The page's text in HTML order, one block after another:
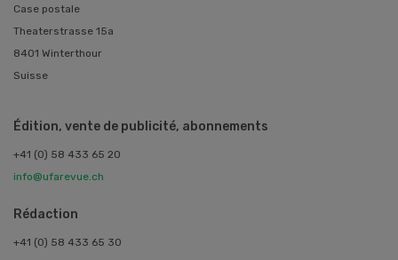
Case postale
Theaterstrasse 15a
8401 Winterthour
Suisse
Édition, vente de publicité, abonnements
+41 (0) 58 433 65 20
info@ufarevue.ch
Rédaction
+41 (0) 58 433 65 30